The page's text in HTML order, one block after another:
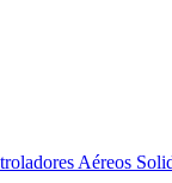
Aéreos